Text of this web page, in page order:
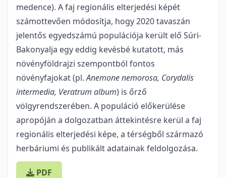
medence). A faj regionális elterjedési képét
számottevően módosítja, hogy 2020 tavaszán
jelentős egyedszámú populációja került elő Súri-
Bakonyalja egy eddig kevésbé kutatott, más
növényföldrajzi szempontból fontos
növényfajokat (pl.Anemone nemorosa, Corydalis
intermedia, Veratrum album) is őrző
völgyrendszerében. A populáció előkerülése
apropóján a dolgozatban áttekintésre kerül a faj
regionális elterjedési képe, a térségből származó
herbáriumi és publikált adatainak feldolgozása.
PDF